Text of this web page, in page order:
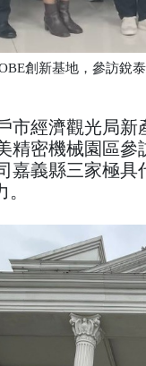
創新基地，參訪銳
市經濟觀光局新
精密機械園區
嘉義縣三家極